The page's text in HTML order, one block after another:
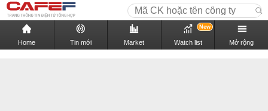
Home Tin mới Market Watch list
New
Mở rộng